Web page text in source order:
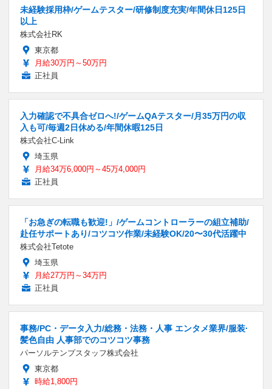
未経験採用枠/ゲームテスター/研修制度充実/年間休日125日
以上
株式会社RK
東京都
月給30万円～50万円
正社員
入力確認で不具合ゼロへ!/ゲームQAテスター/月35万円の収
入も可/毎週2日休める/年間休暇125日
株式会社C-Link
埼玉県
月給34万6,000円～45万4,000円
正社員
「お急ぎの転職も歓迎!」/ゲームコントローラーの組立補助/
赴任サポートあり/コツコツ作業/未経験OK/20〜30代活躍中
株式会社Tetote
埼玉県
月給27万円～34万円
正社員
事務/PC・データ入力/総務・法務・人事 エンタメ業界/服装·
髪色自由 人事部でのコツコツ事務
パーソルテンプスタッフ株式会社
東京都
時給1,800円